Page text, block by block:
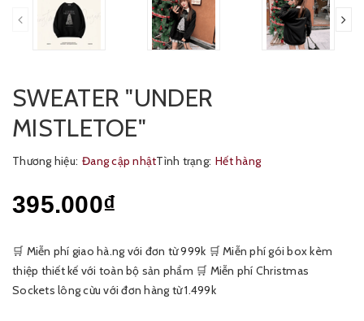
SWEATER "UNDER
MISTLETOE"
Thương hiệu: Đang cập nhậtTình trạng: Hết hàng
395.000₫
🛒 Miễn phí giao hà.ng với đơn từ 999k 🛒 Miễn phí gói box kèm
thiệp thiết kế với toàn bộ sản phẩm 🛒 Miễn phí Christmas
Sockets lông cừu với đơn hàng từ 1.499k